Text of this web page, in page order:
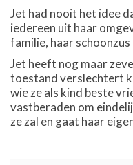
Jet had nooit het idee
iedereen uit haar
familie, haar
Jet heeft nog maar
toestand verslechtert
wie ze als kind beste
vastberaden om
ze zal en gaat haar